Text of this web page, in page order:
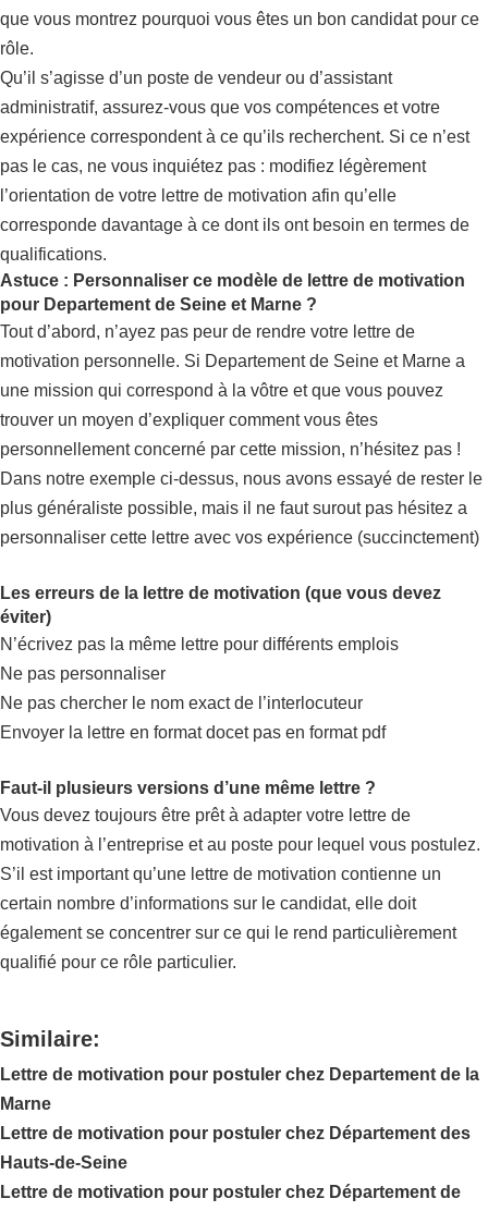
que vous montrez pourquoi vous êtes un bon candidat pour ce
rôle.
Qu’il s’agisse d’un poste de vendeur ou d’assistant
administratif, assurez-vous que vos compétences et votre
expérience correspondent à ce qu’ils recherchent. Si ce n’est
pas le cas, ne vous inquiétez pas : modifiez légèrement
l’orientation de votre lettre de motivation afin qu’elle
corresponde davantage à ce dont ils ont besoin en termes de
qualifications.
Astuce : Personnaliser ce modèle de lettre de motivation
pour Departement de Seine et Marne ?
Tout d’abord, n’ayez pas peur de rendre votre lettre de
motivation personnelle. Si Departement de Seine et Marne a
une mission qui correspond à la vôtre et que vous pouvez
trouver un moyen d’expliquer comment vous êtes
personnellement concerné par cette mission, n’hésitez pas !
Dans notre exemple ci-dessus, nous avons essayé de rester le
plus généraliste possible, mais il ne faut surout pas hésitez a
personnaliser cette lettre avec vos expérience (succinctement)
Les erreurs de la lettre de motivation (que vous devez
éviter)
N’écrivez pas la même lettre pour différents emplois
Ne pas personnaliser
Ne pas chercher le nom exact de l’interlocuteur
Envoyer la lettre en format docet pas en format pdf
Faut-il plusieurs versions d’une même lettre ?
Vous devez toujours être prêt à adapter votre lettre de
motivation à l’entreprise et au poste pour lequel vous postulez.
S’il est important qu’une lettre de motivation contienne un
certain nombre d’informations sur le candidat, elle doit
également se concentrer sur ce qui le rend particulièrement
qualifié pour ce rôle particulier.
Similaire:
Lettre de motivation pour postuler chez Departement de la
Marne
Lettre de motivation pour postuler chez Département des
Hauts-de-Seine
Lettre de motivation pour postuler chez Département de